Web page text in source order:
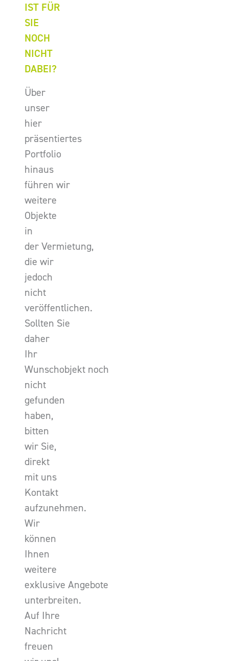
IST FÜR
SIE
NOCH
NICHT
DABEI?
Über
unser
hier
präsentiertes
Portfolio
hinaus
führen wir
weitere
Objekte
in
der Vermietung,
die wir
jedoch
nicht
veröffentlichen.
Sollten Sie
daher
Ihr
Wunschobjekt noch
nicht
gefunden
haben,
bitten
wir Sie,
direkt
mit uns
Kontakt
aufzunehmen.
Wir
können
Ihnen
weitere
exklusive Angebote
unterbreiten.
Auf Ihre
Nachricht
freuen